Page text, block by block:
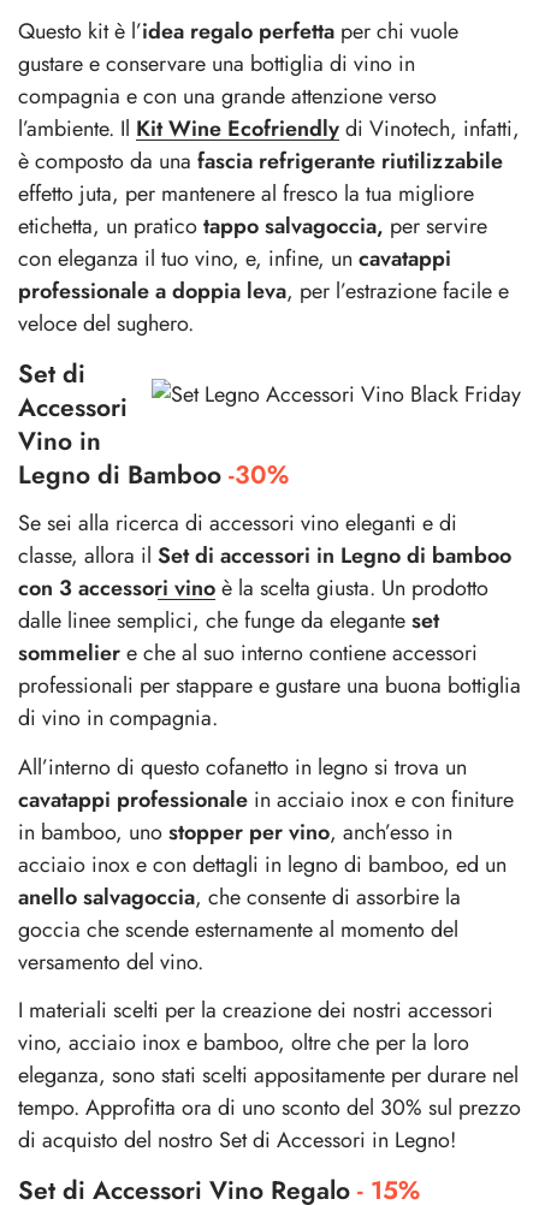
Questo kit è l’idea regalo perfetta per chi vuole
gustare e conservare una bottiglia di vino in
compagnia e con una grande attenzione verso
l’ambiente. Il Kit Wine Ecofriendlydi Vinotech, infatti,
è composto da una fascia refrigerante riutilizzabile
effetto juta, per mantenere al fresco la tua migliore
etichetta, un praticotappo salvagoccia, per servire
con eleganza il tuo vino, e, infine, un cavatappi
professionale a doppia leva, per l’estrazione facile e
veloce del sughero.
Set di
Accessori
Vino in
Legno di Bamboo -30%
Se sei alla ricerca di accessori vino eleganti e di
classe, allora il Set di accessori in Legno di bamboo
con 3 accessori vinoè la scelta giusta. Un prodotto
dalle linee semplici, che funge da eleganteset
sommeliere che al suo interno contiene accessori
professionali per stappare e gustare una buona bottiglia
di vino in compagnia.
All’interno di questo cofanetto in legno si trova un
cavatappi professionale in acciaio inox e con finiture
in bamboo, unostopper per vino, anch’esso in
acciaio inox e con dettagli in legno di bamboo, ed un
anello salvagoccia, che consente di assorbire la
goccia che scende esternamente al momento del
versamento del vino.
I materiali scelti per la creazione dei nostri accessori
vino, acciaio inox e bamboo, oltre che per la loro
eleganza, sono stati scelti appositamente per durare nel
tempo. Approfitta ora di uno sconto del 30% sul prezzo
di acquisto del nostro Set di Accessori in Legno!
Set di Accessori Vino Regalo - 15%